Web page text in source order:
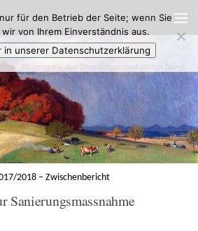
2018 – Zwischenbericht
Sanierungsmassnahme
für den Betrieb der Seite; wenn Sie
von Ihrem Einverständnis aus.
in unserer Datenschutzerklärung